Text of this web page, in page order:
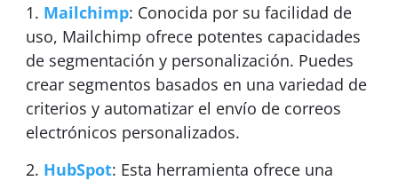
Mailchimp: Conocida por su facilidad de
uso, Mailchimp ofrece potentes capacidades
de segmentación y personalización. Puedes
crear segmentos basados en una variedad de
criterios y automatizar el envío de correos
electrónicos personalizados.
HubSpot: Esta herramienta ofrece una